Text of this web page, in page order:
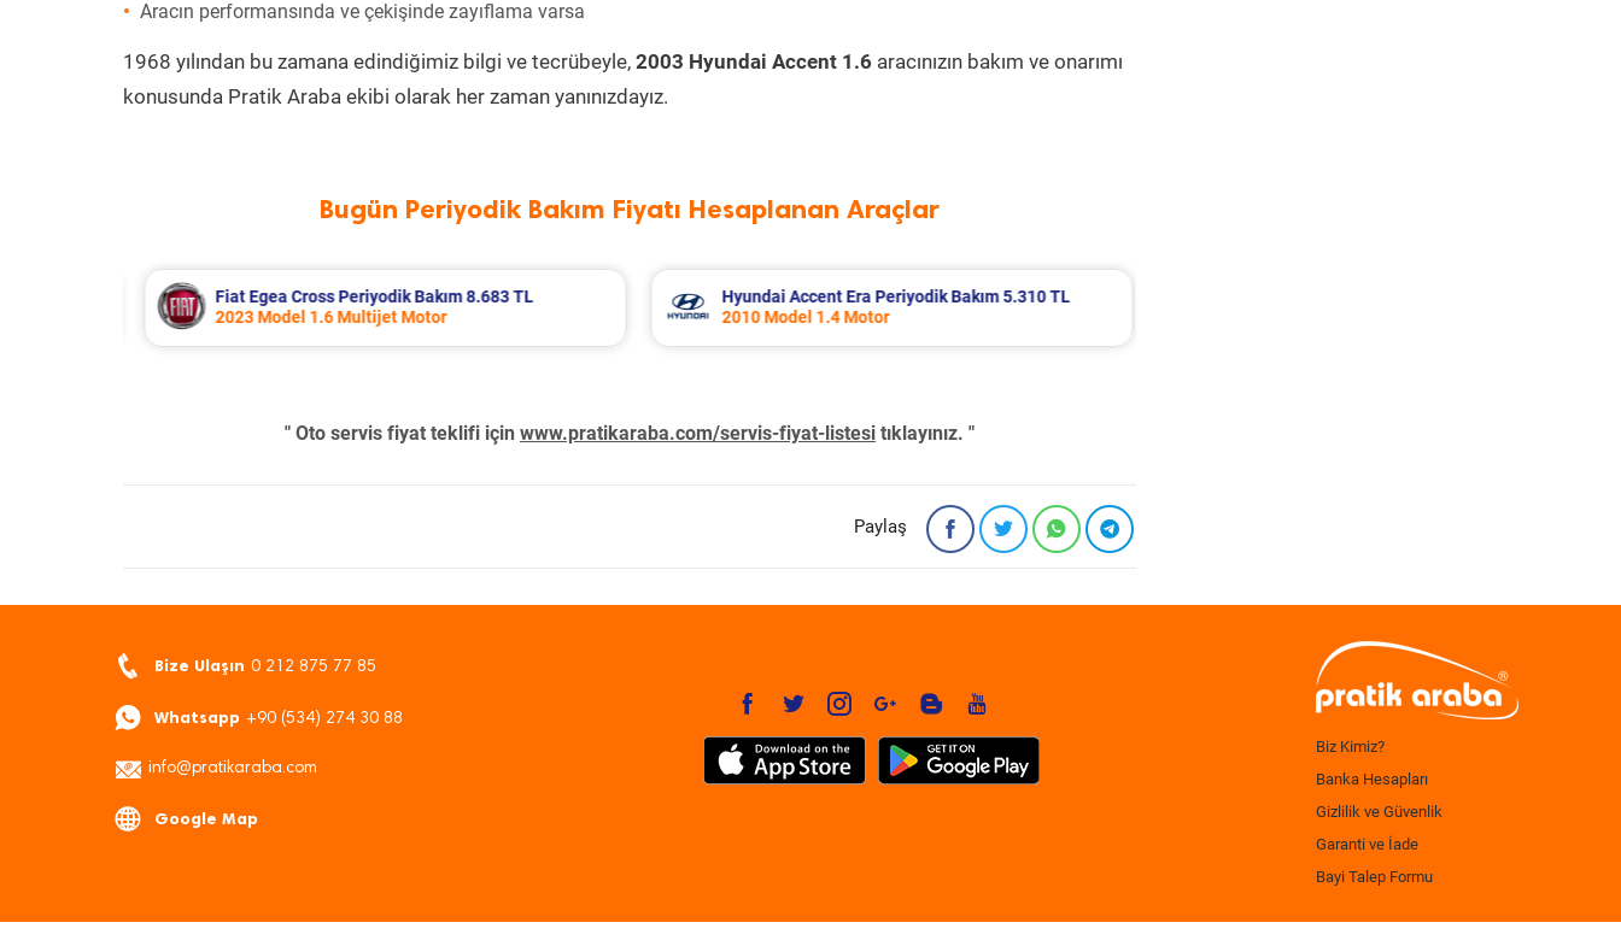
Aracın performansında ve çekişinde zayıflama varsa
1968 yılından bu zamana edindiğimiz bilgi ve tecrübeyle, 2003 Hyundai Accent 1.6 aracınızın bakım ve onarımı
konusunda Pratik Araba ekibi olarak her zaman yanınızdayız.
Bugün Periyodik Bakım Fiyatı Hesaplanan Araçlar
Hyundai Accent Era Periyodik Bakım 5.310 TL
2010 Model 1.4 Motor
Nissan Micra Periyodik Bakım 6.399 TL
2019 Model 1.2 Motor
" Oto servis fiyat teklifi için www.pratikaraba.com/servis-fiyat-listesi tıklayınız. "
Paylaş
Bize Ulaşın 0 212 875 77 85
Whatsapp +90 (534) 274 30 88
info@pratikaraba.com
Google Map
Biz Kimiz?
Banka Hesapları
Gizlilik ve Güvenlik
Garanti ve İade
Bayi Talep Formu